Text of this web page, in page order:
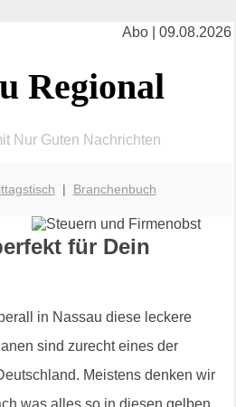
Abo | 09.08.2026
Regional
Nur Guten Nachrichten
| Branchenbuch
für Dein
in Nassau diese leckere
sind zurecht eines der
Meistens denken wir